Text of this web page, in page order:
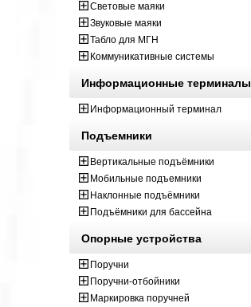
Световые маяки
Звуковые маяки
Табло для МГН
Коммуникативные системы
Информационные терминалы
Информационный терминал
Подъемники
Вертикальные подъёмники
Мобильные подъемники
Наклонные подъёмники
Подъёмники для бассейна
Опорные устройства
Поручни
Поручни-отбойники
Маркировка поручней